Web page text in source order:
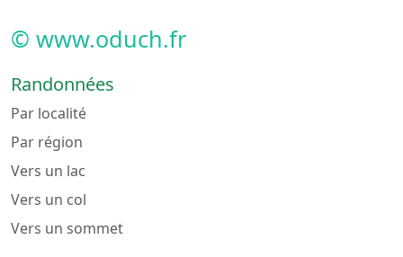
© www.oduch.fr
Randonnées
Par localité
Par région
Vers un lac
Vers un col
Vers un sommet